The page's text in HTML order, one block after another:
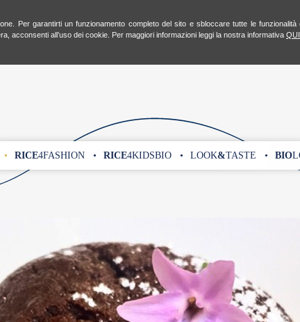
Per garantirti un funzionamento completo del sito e sbloccare tutte le funzionalità
acconsenti all’uso dei cookie. Per maggiori informazioni leggi la nostra informativa QUI
• RICE4FASHION • RICE4KIDSBIO • LOOK&TASTE • BIO